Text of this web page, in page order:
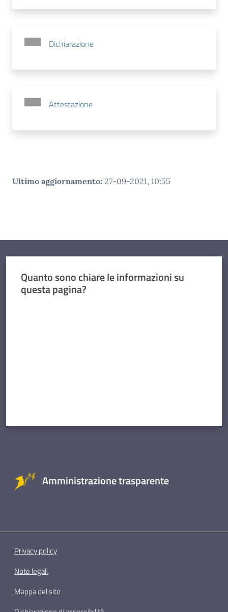
Dichiarazione
Attestazione
Ultimo aggiornamento: 27-09-2021, 10:55
Quanto sono chiare le informazioni su
questa pagina?
Amministrazione trasparente
Privacy policy
Note legali
Mappa del sito